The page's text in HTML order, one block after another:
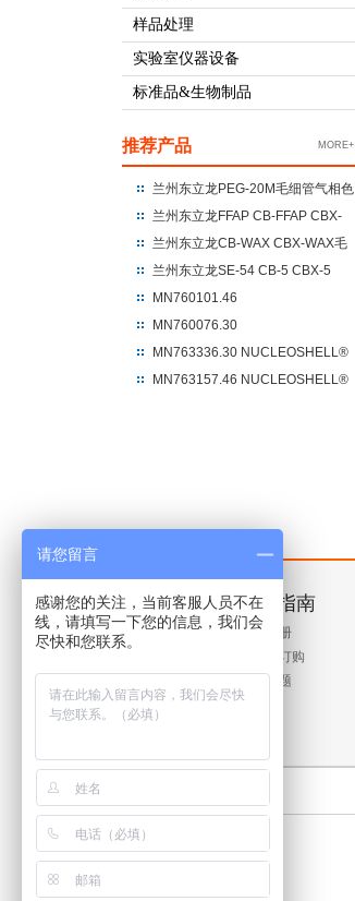
样品处理
实验室仪器设备
标准品&生物制品
推荐产品 MORE+
兰州东立龙PEG-20M毛细管气相色
谱柱 聚乙二醇-20M
兰州东立龙FFAP CB-FFAP CBX-
FFAP毛细管气相色谱柱 100%硝基
兰州东立龙CB-WAX CBX-WAX毛
细管气相色谱柱 100%聚乙二醇
兰州东立龙SE-54 CB-5 CBX-5
CBX-5ms毛细管气相色谱柱 %苯
MN760101.46
NUCLEODUR®C18 Gravity
MN760076.30
NUCLEODUR®C18 Gravity
MN763336.30 NUCLEOSHELL®
HILIC 150*3.0*2.7
MN763157.46 NUCLEOSHELL®
新手指南
客户注册
查询与订购
常见问题
请您留言
感谢您的关注，当前客服人员不在
线，请填写一下您的信息，我们会
尽快和您联系。